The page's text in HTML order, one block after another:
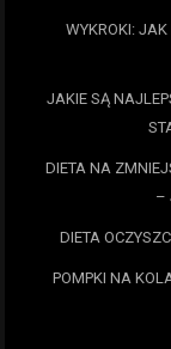
WYKROKI:
JAKIE SĄ
DIETA NA
–
DIETA
POMPKI NA